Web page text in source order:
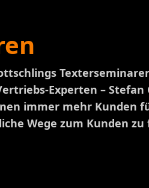
Experten – Stefan
immer mehr Kunden
Wege zum Kunden zu